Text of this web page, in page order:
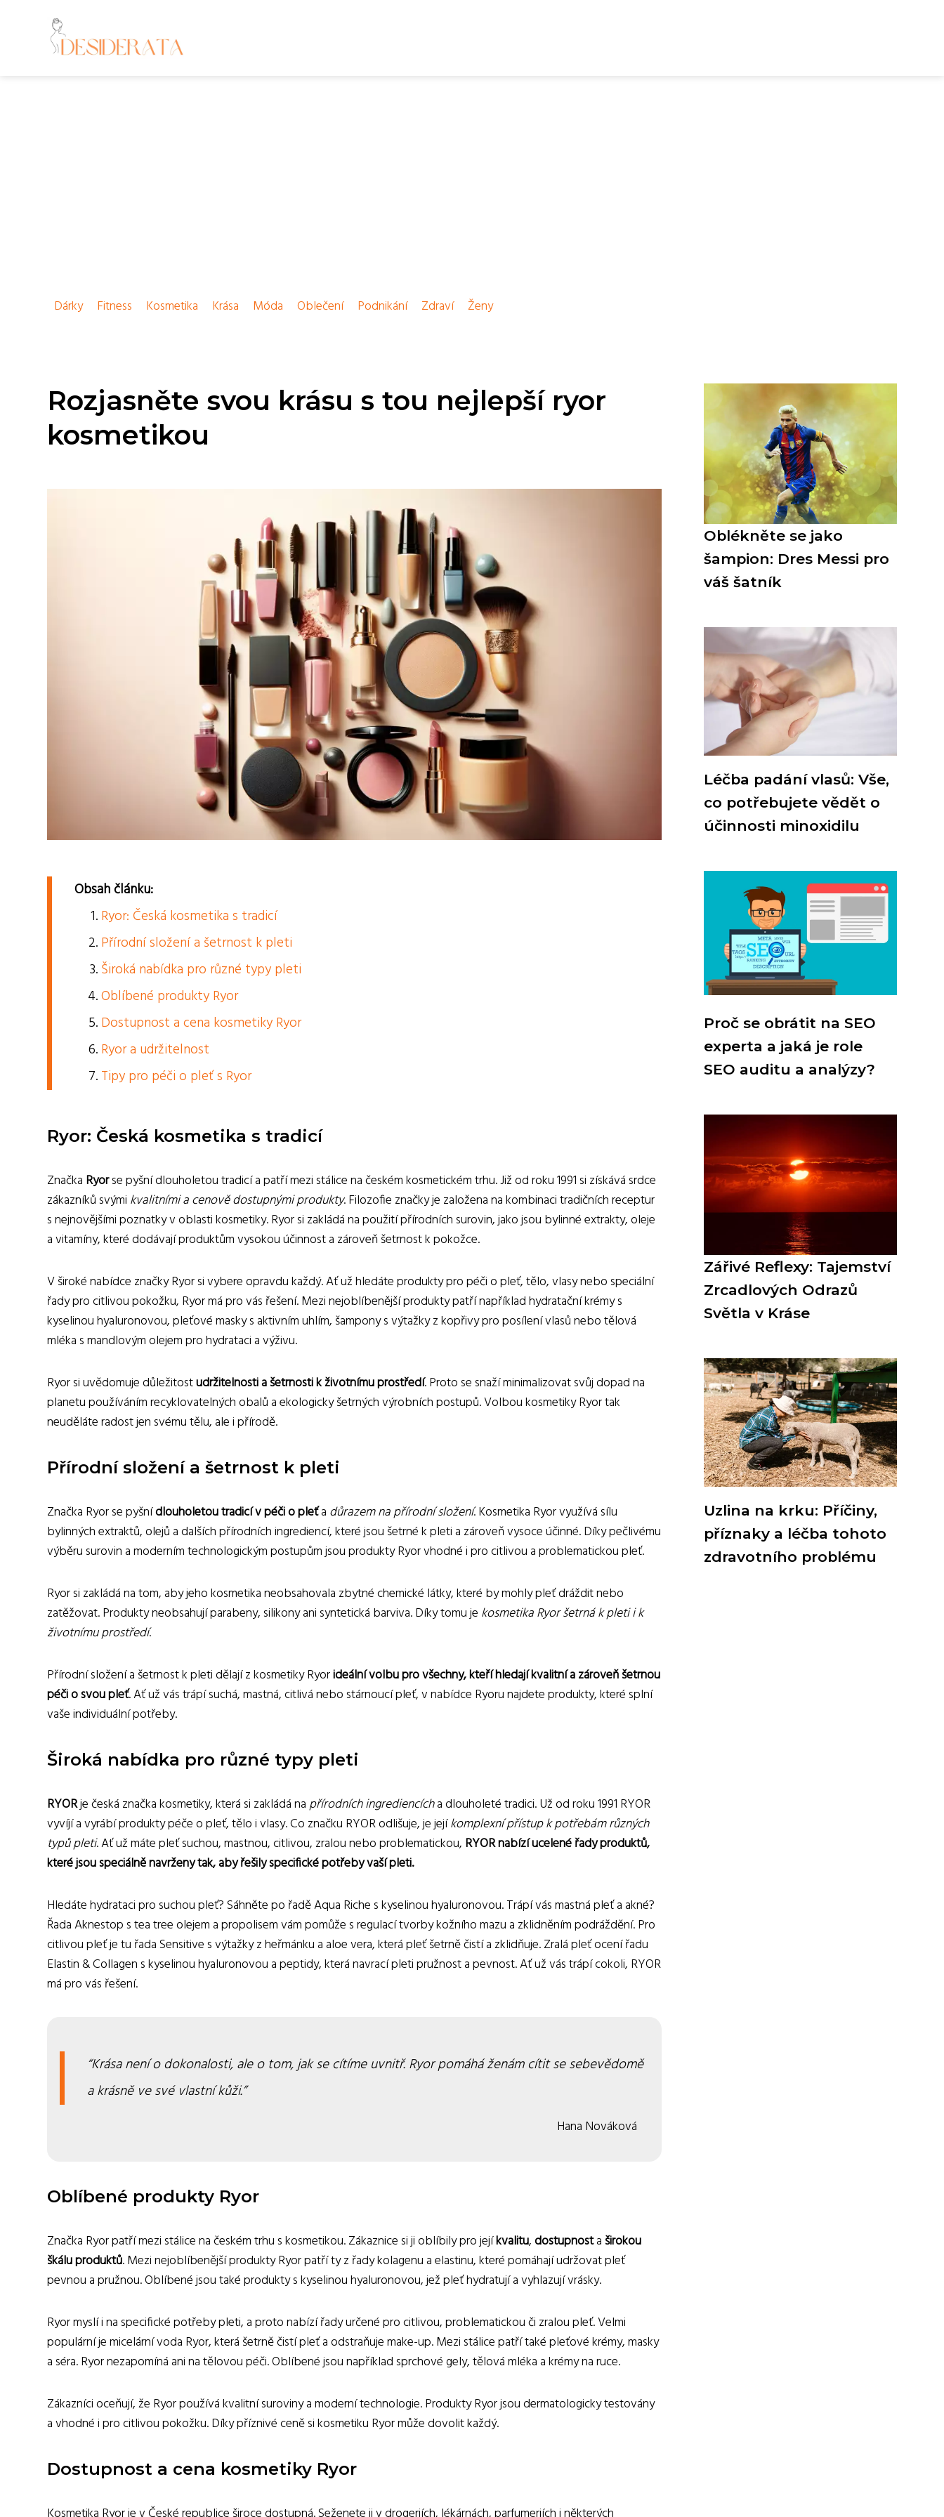
Dárky Fitness Kosmetika Krása Móda Oblečení Podnikání Zdraví Ženy
Rozjasněte svou krásu s tou nejlepší ryor
kosmetikou
Obsah článku:
Ryor: Česká kosmetika s tradicí
Přírodní složení a šetrnost k pleti
Široká nabídka pro různé typy pleti
Oblíbené produkty Ryor
Dostupnost a cena kosmetiky Ryor
Ryor a udržitelnost
Tipy pro péči o pleť s Ryor
Ryor: Česká kosmetika s tradicí
Značka Ryorse pyšní dlouholetou tradicí a patří mezi stálice na českém kosmetickém trhu. Již od roku 1991 si získává srdce
zákazníků svými kvalitními a cenově dostupnými produkty. Filozofie značky je založena na kombinaci tradičních receptur
s nejnovějšími poznatky v oblasti kosmetiky. Ryor si zakládá na použití přírodních surovin, jako jsou bylinné extrakty, oleje
a vitamíny, které dodávají produktům vysokou účinnost a zároveň šetrnost k pokožce.
V široké nabídce značky Ryor si vybere opravdu každý. Ať už hledáte produkty pro péči o pleť, tělo, vlasy nebo speciální
řady pro citlivou pokožku, Ryor má pro vás řešení. Mezi nejoblíbenější produkty patří například hydratační krémy s
kyselinou hyaluronovou, pleťové masky s aktivním uhlím, šampony s výtažky z kopřivy pro posílení vlasů nebo tělová
mléka s mandlovým olejem pro hydrataci a výživu.
Ryor si uvědomuje důležitostudržitelnosti a šetrnosti k životnímu prostředí. Proto se snaží minimalizovat svůj dopad na
planetu používáním recyklovatelných obalů a ekologicky šetrných výrobních postupů. Volbou kosmetiky Ryor tak
neuděláte radost jen svému tělu, ale i přírodě.
Přírodní složení a šetrnost k pleti
Značka Ryor se pyšnídlouholetou tradicí v péči o pleťa důrazem na přírodní složení. Kosmetika Ryor využívá sílu
bylinných extraktů, olejů a dalších přírodních ingrediencí, které jsou šetrné k pleti a zároveň vysoce účinné. Díky pečlivému
výběru surovin a moderním technologickým postupům jsou produkty Ryor vhodné i pro citlivou a problematickou pleť.
Ryor si zakládá na tom, aby jeho kosmetika neobsahovala zbytné chemické látky, které by mohly pleť dráždit nebo
zatěžovat. Produkty neobsahují parabeny, silikony ani syntetická barviva. Díky tomu je kosmetika Ryor šetrná k pleti i k
životnímu prostředí.
Přírodní složení a šetrnost k pleti dělají z kosmetiky Ryorideální volbu pro všechny, kteří hledají kvalitní a zároveň šetrnou
péči o svou pleť. Ať už vás trápí suchá, mastná, citlivá nebo stárnoucí pleť, v nabídce Ryoru najdete produkty, které splní
vaše individuální potřeby.
Široká nabídka pro různé typy pleti
RYORje česká značka kosmetiky, která si zakládá napřírodních ingrediencícha dlouholeté tradici. Už od roku 1991 RYOR
vyvíjí a vyrábí produkty péče o pleť, tělo i vlasy. Co značku RYOR odlišuje, je jejíkomplexní přístup k potřebám různých
typů pleti. Ať už máte pleť suchou, mastnou, citlivou, zralou nebo problematickou, RYOR nabízí ucelené řady produktů,
které jsou speciálně navrženy tak, aby řešily specifické potřeby vaší pleti.
Hledáte hydrataci pro suchou pleť? Sáhněte po řadě Aqua Riche s kyselinou hyaluronovou. Trápí vás mastná pleť a akné?
Řada Aknestop s tea tree olejem a propolisem vám pomůže s regulací tvorby kožního mazu a zklidněním podráždění. Pro
citlivou pleť je tu řada Sensitive s výtažky z heřmánku a aloe vera, která pleť šetrně čistí a zklidňuje. Zralá pleť ocení řadu
Elastin & Collagen s kyselinou hyaluronovou a peptidy, která navrací pleti pružnost a pevnost. Ať už vás trápí cokoli, RYOR
má pro vás řešení.
Krása není o dokonalosti, ale o tom, jak se cítíme uvnitř. Ryor pomáhá ženám cítit se sebevědomě
a krásně ve své vlastní kůži.
Hana Nováková
Oblíbené produkty Ryor
Značka Ryor patří mezi stálice na českém trhu s kosmetikou. Zákaznice si ji oblíbily pro jejíkvalitu,dostupnosta širokou
škálu produktů. Mezi nejoblíbenější produkty Ryor patří ty z řady kolagenu a elastinu, které pomáhají udržovat pleť
pevnou a pružnou. Oblíbené jsou také produkty s kyselinou hyaluronovou, jež pleť hydratují a vyhlazují vrásky.
Ryor myslí i na specifické potřeby pleti, a proto nabízí řady určené pro citlivou, problematickou či zralou pleť. Velmi
populární je micelární voda Ryor, která šetrně čistí pleť a odstraňuje make-up. Mezi stálice patří také pleťové krémy, masky
a séra. Ryor nezapomíná ani na tělovou péči. Oblíbené jsou například sprchové gely, tělová mléka a krémy na ruce.
Zákazníci oceňují, že Ryor používá kvalitní suroviny a moderní technologie. Produkty Ryor jsou dermatologicky testovány
a vhodné i pro citlivou pokožku. Díky příznivé ceně si kosmetiku Ryor může dovolit každý.
Dostupnost a cena kosmetiky Ryor
Oblékněte se jako
šampion: Dres Messi pro
váš šatník
Léčba padání vlasů: Vše,
co potřebujete vědět o
účinnosti minoxidilu
Proč se obrátit na SEO
experta a jaká je role
SEO auditu a analýzy?
Zářivé Reflexy: Tajemství
Zrcadlových Odrazů
Světla v Kráse
Uzlina na krku: Příčiny,
příznaky a léčba tohoto
zdravotního problému